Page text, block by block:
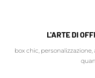
L'ARTE DI
box chic,